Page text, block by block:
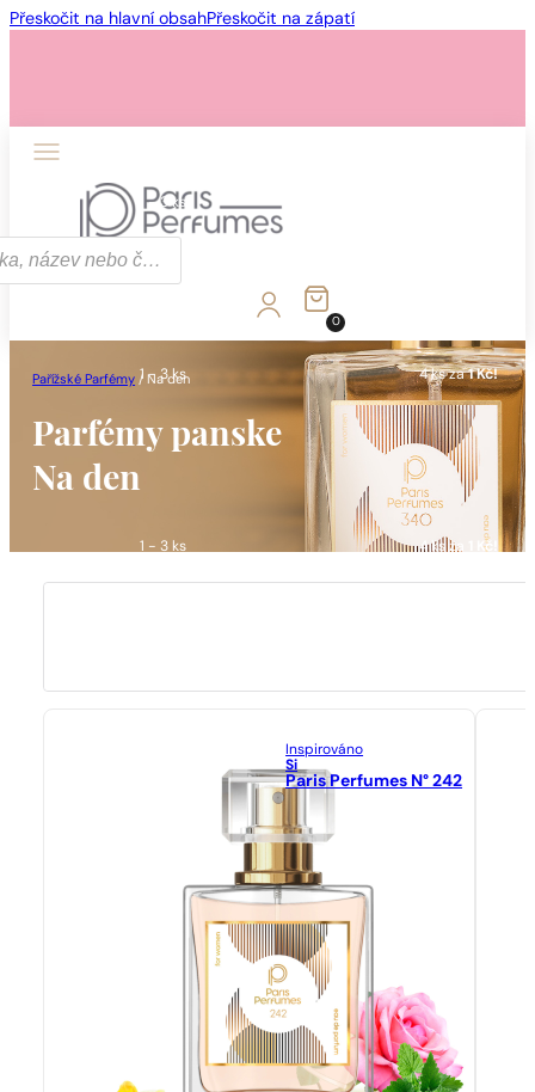
Přeskočit na hlavní obsahPřeskočit na zápatí
1 - 3 ks
1 - 3 ks 4 ks za1 Kč!
1 - 3 ks 4 ks za 1 Kč!
0
Pařížské Parfémy / Na den
Parfémy panske
Na den
Inspirováno
Si
Paris Perfumes N° 242